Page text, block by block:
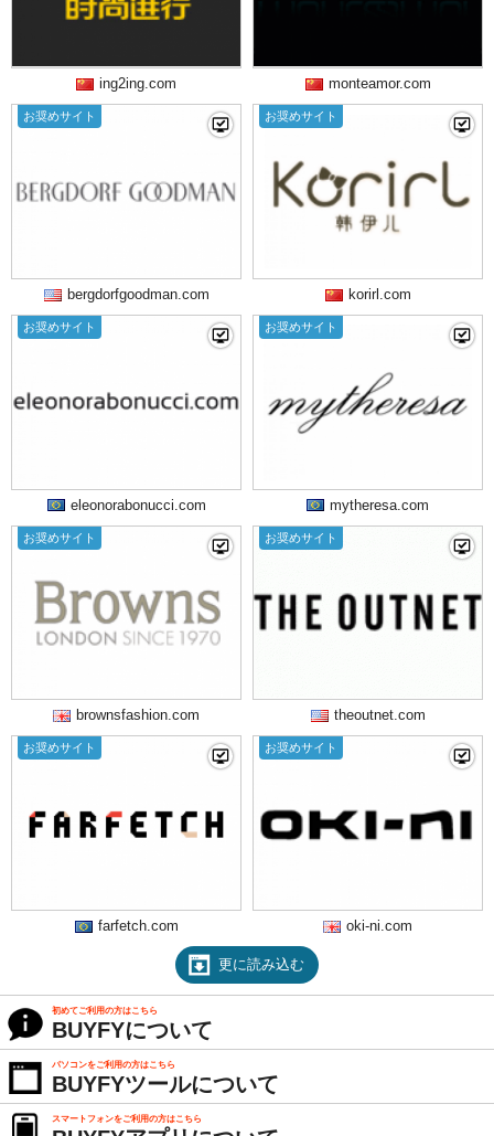
ing2ing.com monteamor.com
お奨めサイト
bergdorfgoodman.com
お奨めサイト
korirl.com
お奨めサイト
eleonorabonucci.com
お奨めサイト
mytheresa.com
お奨めサイト
brownsfashion.com
お奨めサイト
theoutnet.com
お奨めサイト
farfetch.com
お奨めサイト
oki-ni.com
更に読み込む
初めてご利用の方はこちら
BUYFYについて
パソコンをご利用の方はこちら
BUYFYツールについて
スマートフォンをご利用の方はこちら